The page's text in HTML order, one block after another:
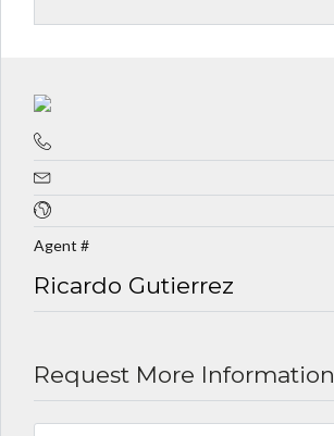
Agent #
Ricardo Gutierrez
Request More Information